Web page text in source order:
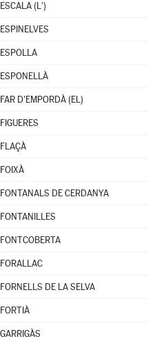
ESCALA (L')
ESPINELVES
ESPOLLA
ESPONELLÀ
FAR D'EMPORDÀ (EL)
FIGUERES
FLAÇÀ
FOIXÀ
FONTANALS DE CERDANYA
FONTANILLES
FONTCOBERTA
FORALLAC
FORNELLS DE LA SELVA
FORTIÀ
GARRIGÀS